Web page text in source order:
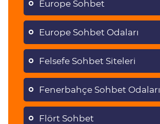
Europe Sohbet
Europe Sohbet Odaları
Felsefe Sohbet Siteleri
Fenerbahçe Sohbet Odaları
Flört Sohbet